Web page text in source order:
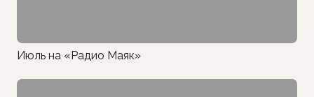
Июль на «Радио Маяк»